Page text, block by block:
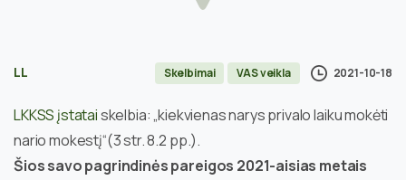
LL Skelbimai VAS veikla 2021-10-18
LKKSS įstataiskelbia: „kiekvienas narys privalo laiku mokėti
nario mokestį“(3 str. 8.2 pp.).
Šios savo pagrindinės pareigos 2021-aisias metais